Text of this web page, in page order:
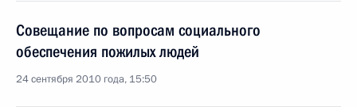
Совещание по вопросам социального
обеспечения пожилых людей
24 сентября 2010 года, 15:50